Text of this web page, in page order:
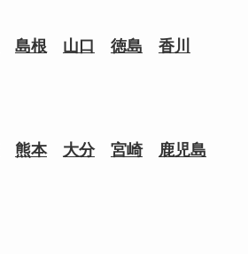
島根 山口 徳島 香川
熊本 大分 宮崎 鹿児島